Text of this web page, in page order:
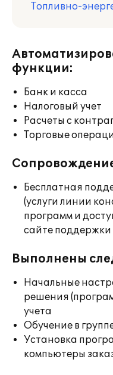
Топливно-
функции:
Банк и касса
Налоговый учет
Расчеты с
Торговые
Бесплатная
(услуги линии
программ и
сайте поддержки
Выполнены
Начальные
решения
учета
Обучение в
Установка
компьютеры